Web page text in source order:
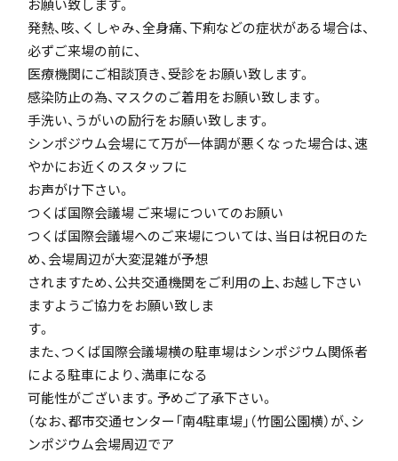
お願い致します。
発熱、咳、くしゃみ、全身痛、下痢などの症状がある場合は、
必ずご来場の前に、
医療機関にご相談頂き、受診をお願い致します。
感染防止の為、マスクのご着用をお願い致します。
手洗い、うがいの励行をお願い致します。
シンポジウム会場にて万が一体調が悪くなった場合は、速
やかにお近くのスタッフに
お声がけ下さい。
つくば国際会議場 ご来場についてのお願い
つくば国際会議場へのご来場については、当日は祝日のた
め、会場周辺が大変混雑が予想
されますため、公共交通機関をご利用の上、お越し下さい
ますようご協力をお願い致しま
す。
また、つくば国際会議場横の駐車場はシンポジウム関係者
による駐車により、満車になる
可能性がございます。予めご了承下さい。
（なお、都市交通センター「南4駐車場」（竹園公園横）が、シ
ンポジウム会場周辺でア
特色
茗溪ジェネラルクラス（MG）
アカデミアクラス（AC）
国際バカロレア（IB）クラス